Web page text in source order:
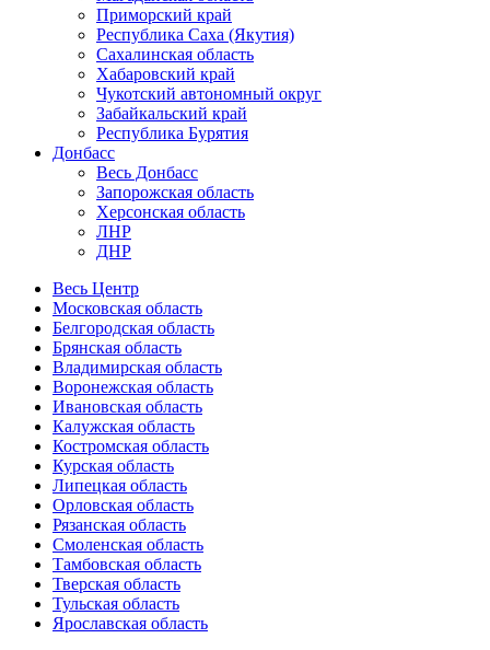
Приморский край
Республика Саха (Якутия)
Сахалинская область
Хабаровский край
Чукотский автономный округ
Забайкальский край
Республика Бурятия
Донбасс
Весь Донбасс
Запорожская область
Херсонская область
ЛНР
ДНР
Весь Центр
Московская область
Белгородская область
Брянская область
Владимирская область
Воронежская область
Ивановская область
Калужская область
Костромская область
Курская область
Липецкая область
Орловская область
Рязанская область
Смоленская область
Тамбовская область
Тверская область
Тульская область
Ярославская область